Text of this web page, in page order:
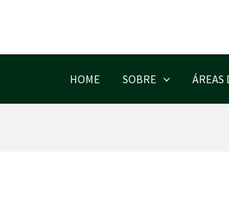
HOME SOBRE ÁREAS